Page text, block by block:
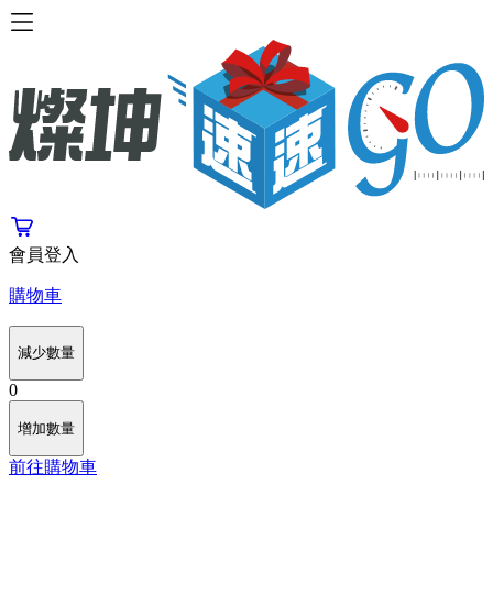
會員登入
購物車
減少數量
0
增加數量
前往購物車